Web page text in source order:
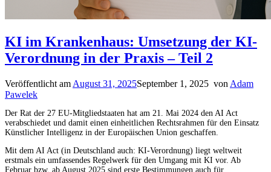
KI im Krankenhaus: Umsetzung der KI-
Verordnung in der Praxis – Teil 2
Veröffentlicht am August 31, 2025September 1, 2025 von Adam
Pawelek
Der Rat der 27 EU-Mitgliedstaaten hat am 21. Mai 2024 den AI Act
verabschiedet und damit einen einheitlichen Rechtsrahmen für den Einsatz
Künstlicher Intelligenz in der Europäischen Union geschaffen.
Mit dem AI Act (in Deutschland auch: KI-Verordnung) liegt weltweit
erstmals ein umfassendes Regelwerk für den Umgang mit KI vor. Ab
Februar bzw. ab August 2025 sind erste Bestimmungen auch für